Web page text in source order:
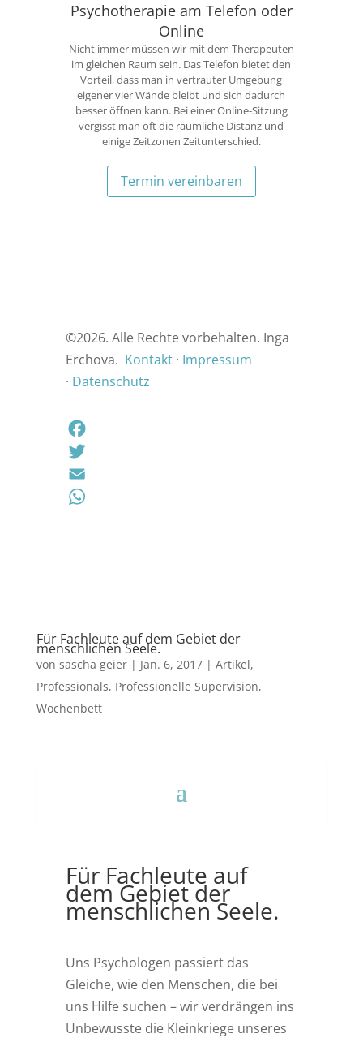
Psychotherapie am Telefon oder
Online
Nicht immer müssen wir mit dem Therapeuten
im gleichen Raum sein. Das Telefon bietet den
Vorteil, dass man in vertrauter Umgebung
eigener vier Wände bleibt und sich dadurch
besser öffnen kann. Bei einer Online-Sitzung
vergisst man oft die räumliche Distanz und
einige Zeitzonen Zeitunterschied.
Termin vereinbaren
©2026. Alle Rechte vorbehalten. Inga
Erchova. Kontakt· Impressum
· Datenschutz
F
a
c
T
w
E
A
p
Für Fachleute auf dem Gebiet der
menschlichen Seele.
von sascha geier| Jan. 6, 2017| Artikel,
Professionals, Professionelle Supervision,
Wochenbett
Für Fachleute auf
dem Gebiet der
menschlichen Seele.
Uns Psychologen passiert das
Gleiche, wie den Menschen, die bei
uns Hilfe suchen – wir verdrängen ins
Unbewusste die Kleinkriege unseres